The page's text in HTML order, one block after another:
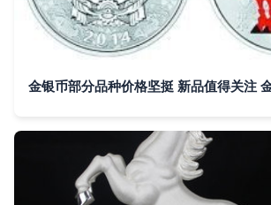
金银币部分品种价格坚挺 新品值得关注